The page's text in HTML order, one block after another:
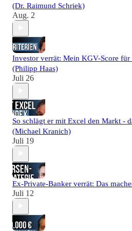
(Dr. Raimund Schriek)
Aug. 2
Investor verrät: Mein KGV-Score für
(Philipp Haas)
Juli 26
So schlägt er mit Excel den Markt -
(Michael Kranich)
Juli 19
Ex-Private-Banker verrät: Das
Juli 12